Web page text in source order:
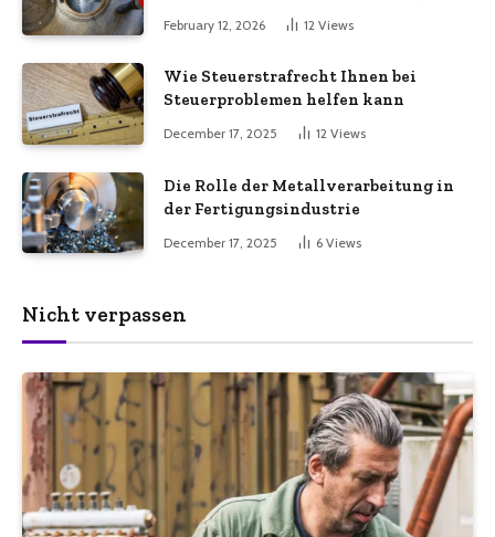
eine sichere und effiziente
Gewerbeimmobilie
February 12, 2026 12 Views
Wie Steuerstrafrecht Ihnen bei
Steuerproblemen helfen kann
December 17, 2025 12 Views
Die Rolle der Metallverarbeitung in
der Fertigungsindustrie
December 17, 2025 6 Views
Nicht verpassen